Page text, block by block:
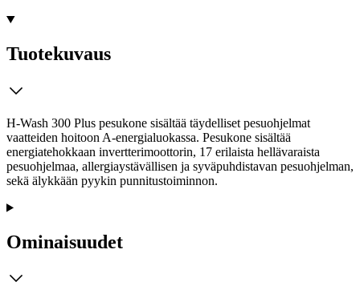
Tuotekuvaus
H-Wash 300 Plus pesukone sisältää täydelliset pesuohjelmat
vaatteiden hoitoon A-energialuokassa. Pesukone sisältää
energiatehokkaan invertterimoottorin, 17 erilaista hellävaraista
pesuohjelmaa, allergiaystävällisen ja syväpuhdistavan pesuohjelman,
sekä älykkään pyykin punnitustoiminnon.
Ominaisuudet